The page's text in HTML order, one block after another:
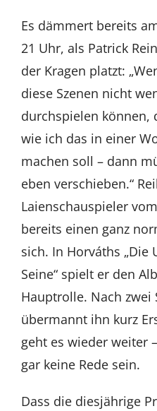
Es dämmert bereits
21 Uhr, als Patrick
der Kragen platzt:
diese Szenen nicht
durchspielen können,
wie ich das in einer
machen soll – dann
eben verschieben.“
Laienschauspieler
bereits einen ganz
sich. In Horváths „Die
Seine“ spielt er den
Hauptrolle. Nach zwei
übermannt ihn kurz
geht es wieder weiter
gar keine Rede sein.
Dass die diesjährige